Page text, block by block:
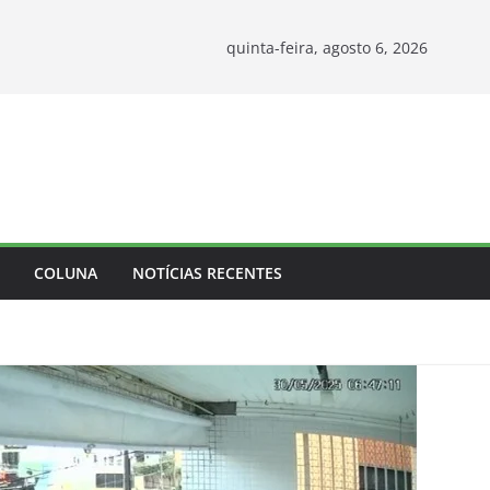
quinta-feira, agosto 6, 2026
COLUNA NOTÍCIAS RECENTES